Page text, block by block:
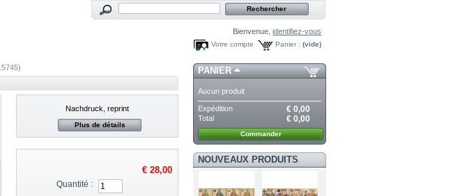
Bienvenue,identifiez-vous
Panier : (vide)
Votre compte
Nachdruck, reprint
Plus de détails
€ 28,00
Quantité :
PANIER
Aucun produit
Expédition € 0,00
Total € 0,00
Commander
NOUVEAUX PRODUITS